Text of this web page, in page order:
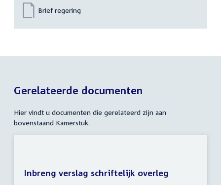
Brief regering
Gerelateerde documenten
Hier vindt u documenten die gerelateerd zijn aan
bovenstaand Kamerstuk.
Inbreng verslag schriftelijk overleg